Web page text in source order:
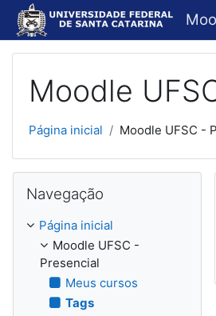
Ir para o conteúdo principal
Moodle
Página inicial Moodle UFSC -
Navegação
Página inicial
Moodle UFSC -
Presencial
Meus cursos
Tags